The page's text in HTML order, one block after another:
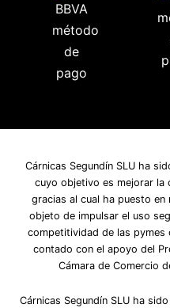
Cárnicas Segundín SLU ha
cuyo objetivo es mejorar la
gracias al cual ha puesto en
objeto de impulsar el uso
competitividad de las pymes
contado con el apoyo del
Cámara de Comercio
Cárnicas Segundín SLU ha